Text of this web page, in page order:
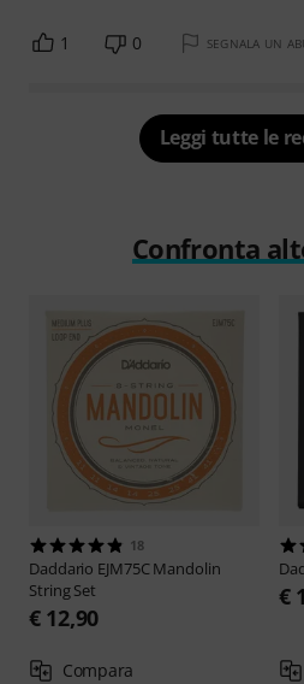
1 0 SEGNALA UN
Leggi tutte le
Confronta
18
Daddario EJM75C Mandolin
String Set
€ 12,90
Compara
€